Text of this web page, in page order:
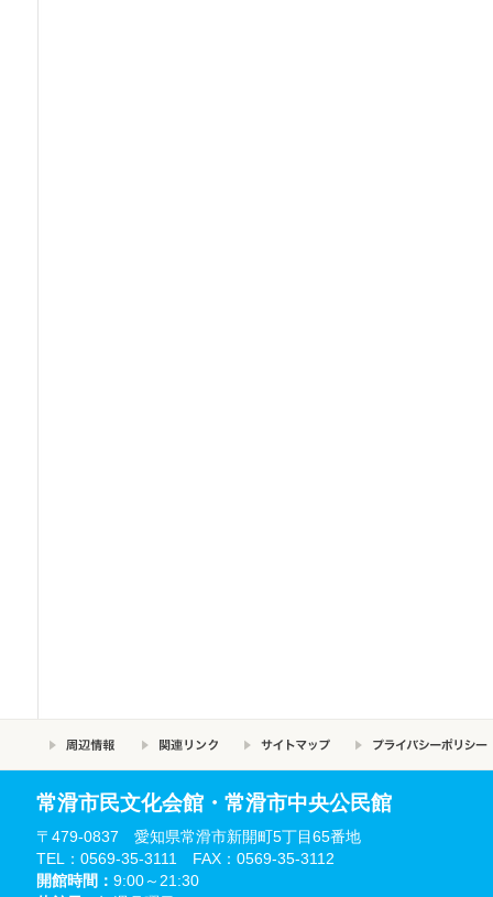
常滑市民文化会館・常滑市中央公民館
〒479-0837 愛知県常滑市新開町5丁目65番地
TEL：0569-35-3111 FAX：0569-35-3112
開館時間： 9:00～21:30